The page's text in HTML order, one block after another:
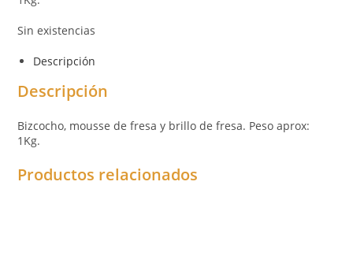
Sin existencias
Descripción
Descripción
Bizcocho, mousse de fresa y brillo de fresa. Peso aprox:
1Kg.
Productos relacionados